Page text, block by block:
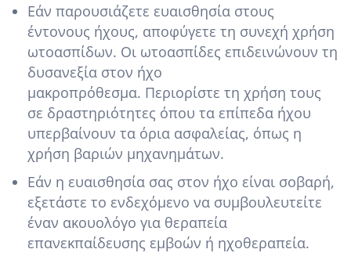
Εάν παρουσιάζετε ευαισθησία στους
έντονους ήχους, αποφύγετε τη συνεχή χρήση
ωτοασπίδων. Οι ωτοασπίδες επιδεινώνουν τη
δυσανεξία στον ήχο
μακροπρόθεσμα. Περιορίστε τη χρήση τους
σε δραστηριότητες όπου τα επίπεδα ήχου
υπερβαίνουν τα όρια ασφαλείας, όπως η
χρήση βαριών μηχανημάτων.
Εάν η ευαισθησία σας στον ήχο είναι σοβαρή,
εξετάστε το ενδεχόμενο να συμβουλευτείτε
έναν ακουολόγο για θεραπεία
επανεκπαίδευσης εμβοών ή ηχοθεραπεία.